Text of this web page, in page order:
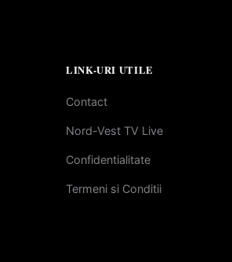
LINK-URI UTILE
Contact
Nord-Vest TV Live
Confidentialitate
Termeni si Conditii